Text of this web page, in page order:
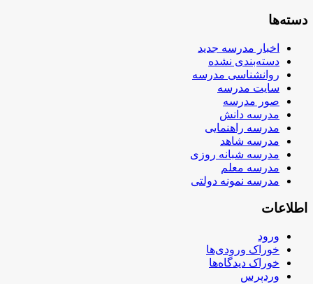
دسته‌ها
اخبار مدرسه جدید
دسته‌بندی نشده
روانشناسی مدرسه
سایت مدرسه
صور مدرسه
مدرسه دانش
مدرسه راهنمایی
مدرسه شاهد
مدرسه شبانه روزی
مدرسه معلم
مدرسه نمونه دولتی
اطلاعات
ورود
خوراک ورودی‌ها
خوراک دیدگاه‌ها
وردپرس